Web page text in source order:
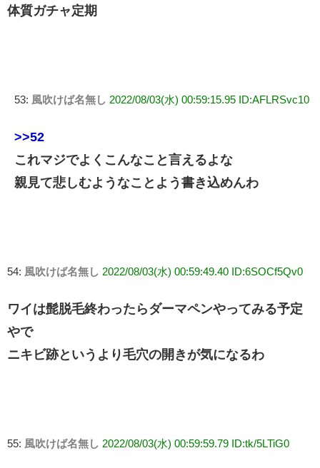
体質ガチャ定期
53: 風吹けば名無し 2022/08/03(水) 00:59:15.95 ID:AFLRSvc10
>>52
これマジでよくこんなこと言えるよな
親見て悲しむようなことよう書き込めんわ
54: 風吹けば名無し 2022/08/03(水) 00:59:49.40 ID:6SOCf5Qv0
ワイは髭脱毛終わったらダーマペンやってみる予定
やで
ニキビ跡というより毛穴の開きが気になるわ
55: 風吹けば名無し 2022/08/03(水) 00:59:59.79 ID:tk/5LTiG0